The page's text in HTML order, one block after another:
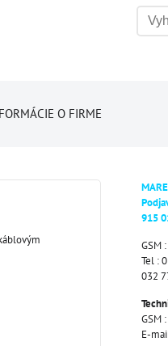
O FIRME
915
GSM
Tel :
032
GSM
E-